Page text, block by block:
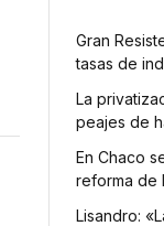
Gran
tasas de
La
peajes de
En Chaco
reforma de
Lisandro: